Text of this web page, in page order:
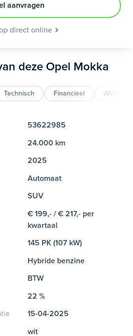
aanvragen
direct online
deze Opel Mokka
Technisch Financieel
53622985
24.000 km
2025
Automaat
SUV
€ 199,- / € 217,- per
kwartaal
145 PK (107 kW)
Hybride benzine
BTW
22 %
15-04-2025
wit